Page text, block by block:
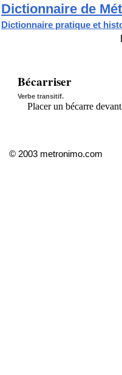
Dictionnaire de
Dictionnaire pratique et
Bécarriser
Verbe transitif.
Placer un bécarre
© 2003 metronimo.com